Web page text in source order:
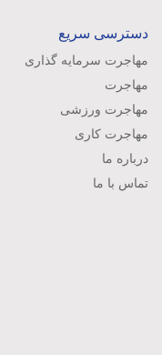
دسترسی سریع
مهاجرت سرمایه گذاری
مهاجرت
مهاجرت ورزشی
مهاجرت کاری
درباره ما
تماس با ما